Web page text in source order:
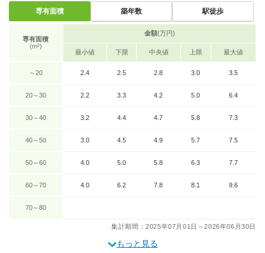
専有面積 築年数 駅徒歩
専有面積
(m²)
金額(万円)
最小値 下限 中央値 上限 最大値
～20 2.4 2.5 2.8 3.0 3.5
20～30 2.2 3.3 4.2 5.0 6.4
30～40 3.2 4.4 4.7 5.8 7.3
40～50 3.0 4.5 4.9 5.7 7.5
50～60 4.0 5.0 5.8 6.3 7.7
60～70 4.0 6.2 7.8 8.1 9.6
70～80
集計期間：2025年07月01日～2026年06月30日
もっと見る